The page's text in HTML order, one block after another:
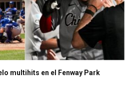
multihits en el Fenway Park